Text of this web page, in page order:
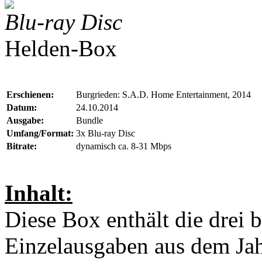
Blu-ray Disc
Helden-Box
Erschienen:
Burgrieden: S.A.D. Home Entertainment, 2014
Datum:
24.10.2014
Ausgabe:
Bundle
Umfang/Format: 3x Blu-ray Disc
Bitrate:
dynamisch ca. 8-31 Mbps
Inhalt:
Diese Box enthält die drei
Einzelausgaben aus dem